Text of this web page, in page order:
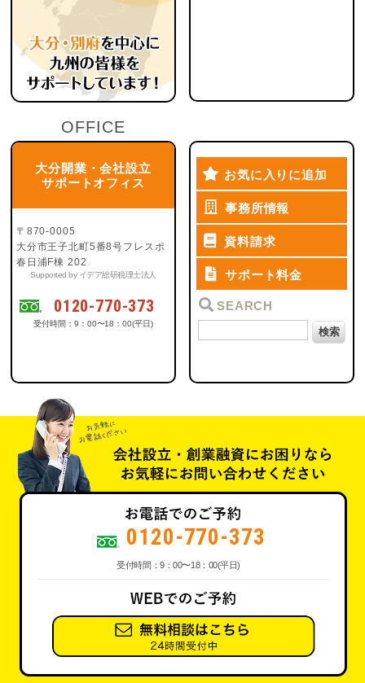
OFFICE
大分開業・会社設立
サポートオフィス
〒870-0005
大分市王子北町5番8号フレスポ
春日浦F棟 202
Supported by イデア総研税理士法人
0120-770-373
受付時間：9：00〜18：00(平日)
お気に入りに追加
事務所情報
資料請求
サポート料金
SEARCH
0120-770-373
受付時間：9：00〜18：00(平日)